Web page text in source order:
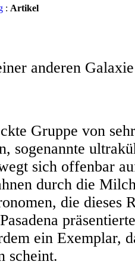
: Artikel
anderen Galaxie
Gruppe von
sogenannte
sich offenbar
durch die
die dieses
ein Exemplar,
scheint.